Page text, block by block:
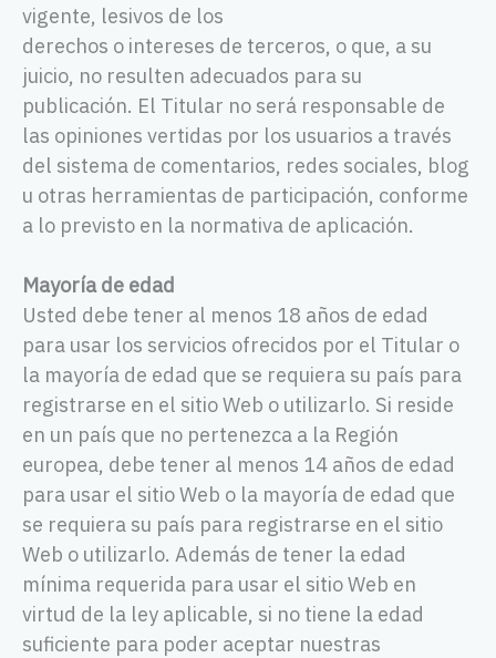
vigente, lesivos de los
derechos o intereses de terceros, o que, a su
juicio, no resulten adecuados para su
publicación. El Titular no será responsable de
las opiniones vertidas por los usuarios a través
del sistema de comentarios, redes sociales, blog
u otras herramientas de participación, conforme
a lo previsto en la normativa de aplicación.
Mayoría de edad
Usted debe tener al menos 18 años de edad
para usar los servicios ofrecidos por el Titular o
la mayoría de edad que se requiera su país para
registrarse en el sitio Web o utilizarlo. Si reside
en un país que no pertenezca a la Región
europea, debe tener al menos 14 años de edad
para usar el sitio Web o la mayoría de edad que
se requiera su país para registrarse en el sitio
Web o utilizarlo. Además de tener la edad
mínima requerida para usar el sitio Web en
virtud de la ley aplicable, si no tiene la edad
suficiente para poder aceptar nuestras